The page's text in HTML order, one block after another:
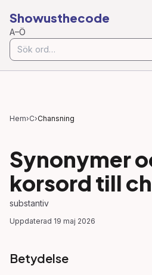
Showusthecode
A–Ö
Hem›C›Chansning
Synonymer
korsord till
substantiv
Uppdaterad 19 maj 2026
Betydelse